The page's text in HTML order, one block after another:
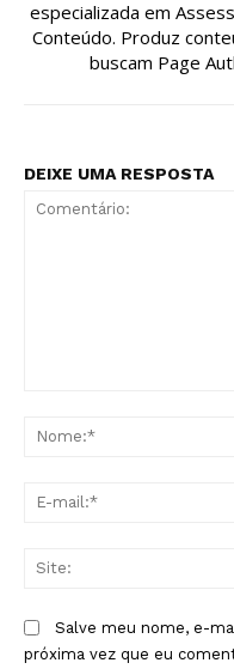
especializada em
Conteúdo. Produz
buscam Page
DEIXE UMA RESPOSTA
Salve meu nome, e-
próxima vez que eu